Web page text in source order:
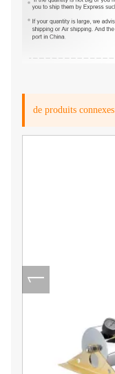
de produits connexes